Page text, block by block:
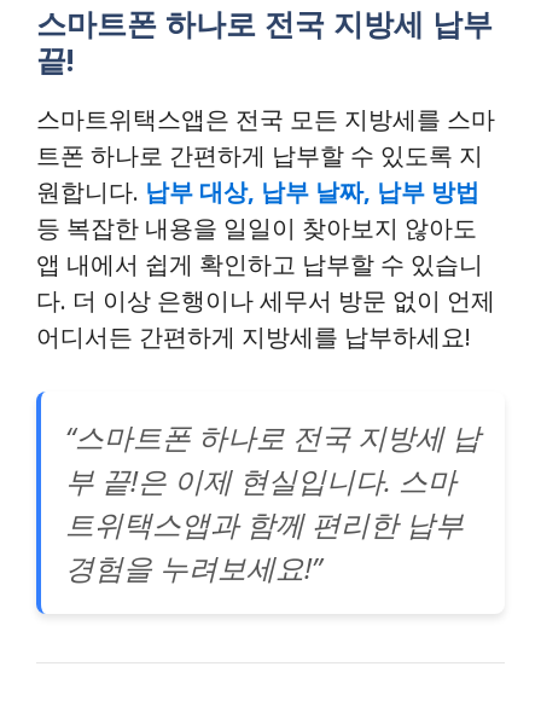
스마트폰 하나로 전국 지방세 납부
끝!
스마트위택스앱은 전국 모든 지방세를 스마
트폰 하나로 간편하게 납부할 수 있도록 지
원합니다. 납부 대상, 납부 날짜, 납부 방법
등 복잡한 내용을 일일이 찾아보지 않아도
앱 내에서 쉽게 확인하고 납부할 수 있습니
다. 더 이상 은행이나 세무서 방문 없이 언제
어디서든 간편하게 지방세를 납부하세요!
“스마트폰 하나로 전국 지방세 납
부 끝!은 이제 현실입니다. 스마
트위택스앱과 함께 편리한 납부
경험을 누려보세요!”